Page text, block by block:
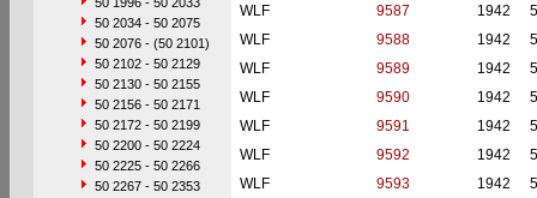
50 2034 - 50 2075
50 2076 - (50 2101)
50 2102 - 50 2129
50 2130 - 50 2155
50 2156 - 50 2171
50 2172 - 50 2199
50 2200 - 50 2224
50 2225 - 50 2266
50 2267 - 50 2353
WLF
9587 1942
WLF
9588 1942
WLF
9589 1942
WLF
9590 1942
WLF
9591 1942
WLF
9592 1942
WLF
9593 1942